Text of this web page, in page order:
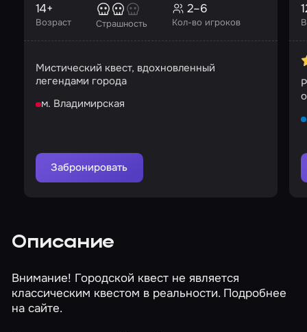
Возраст
14+
Страшность Кол-во игроков
2–6
Мистический квест, вдохновленный
легендами города
м. Владимирская
Забронировать
Описание
Внимание! Городской квест не является
классическим квестом в реальности. Подробнее
на сайте.